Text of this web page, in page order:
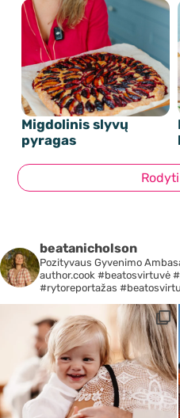
Migdolinis slyvų
pyragas
beatanicholson
Pozityvaus Gyvenimo
author.cook #beatosvirtuvė
#rytoreportažas